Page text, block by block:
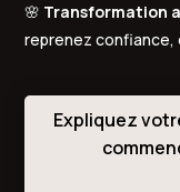
🌸 Transformation
reprenez confiance,
Expliquez